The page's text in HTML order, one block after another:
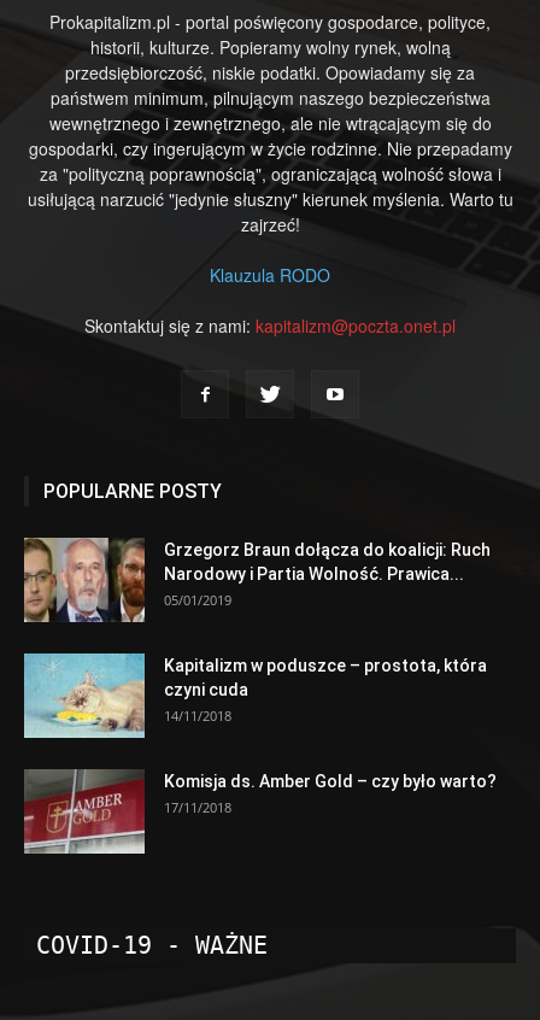
Prokapitalizm.pl - portal poświęcony gospodarce, polityce,
historii, kulturze. Popieramy wolny rynek, wolną
przedsiębiorczość, niskie podatki. Opowiadamy się za
państwem minimum, pilnującym naszego bezpieczeństwa
wewnętrznego i zewnętrznego, ale nie wtrącającym się do
gospodarki, czy ingerującym w życie rodzinne. Nie przepadamy
za "polityczną poprawnością", ograniczającą wolność słowa i
usiłującą narzucić "jedynie słuszny" kierunek myślenia. Warto tu
zajrzeć!
Klauzula RODO
Skontaktuj się z nami: kapitalizm@poczta.onet.pl
POPULARNE POSTY
Grzegorz Braun dołącza do koalicji: Ruch
Narodowy i Partia Wolność. Prawica...
05/01/2019
Kapitalizm w poduszce – prostota, która
czyni cuda
14/11/2018
Komisja ds. Amber Gold – czy było warto?
17/11/2018
COVID-19 - WAŻNE